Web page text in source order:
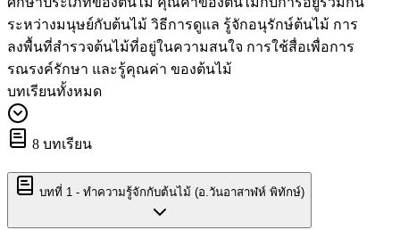
ระหว่างมนุษย์กับต้นไม้ วิธีการดูแล รู้จักอนุรักษ์ต้นไม้ การ
ลงพื้นที่สำรวจต้นไม้ที่อยู่ในความสนใจ การใช้สื่อเพื่อการ
รณรงค์รักษา และรู้คุณค่า ของต้นไม้
บทเรียนทั้งหมด
8 บทเรียน
บทที่ 1 - ทำความรู้จักกับต้นไม้ (อ.วันอาสาฬห์ พิทักษ์)